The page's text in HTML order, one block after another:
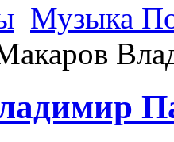
Музыка